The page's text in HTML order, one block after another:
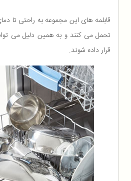
تحمل می کنند و به همین دلیل می
قرار داده شوند.